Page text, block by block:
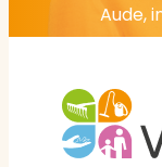
Aude,